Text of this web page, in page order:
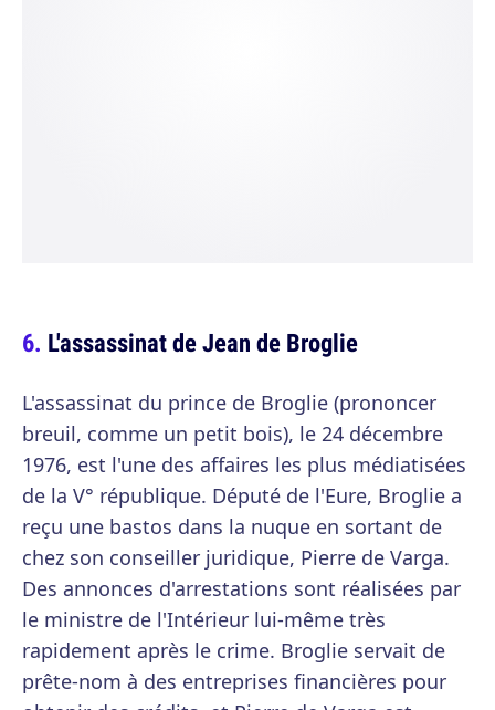
L'assassinat de Jean de Broglie
L'assassinat du prince de Broglie (prononcer
breuil, comme un petit bois), le 24 décembre
1976, est l'une des affaires les plus médiatisées
de la V° république. Député de l'Eure, Broglie a
reçu une bastos dans la nuque en sortant de
chez son conseiller juridique, Pierre de Varga.
Des annonces d'arrestations sont réalisées par
le ministre de l'Intérieur lui-même très
rapidement après le crime. Broglie servait de
prête-nom à des entreprises financières pour